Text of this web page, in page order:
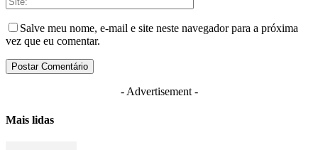
Salve meu nome, e-mail e site neste navegador para a próxima
vez que eu comentar.
- Advertisement -
Mais lidas